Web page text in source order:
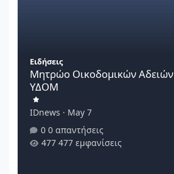
Ειδήσεις
Μητρώο Οικοδομικών Αδειών
ΥΔΟΜ
IDnews · May 7
0 απαντήσεις
477 εμφανίσεις